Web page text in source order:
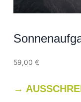
59,00 €
→